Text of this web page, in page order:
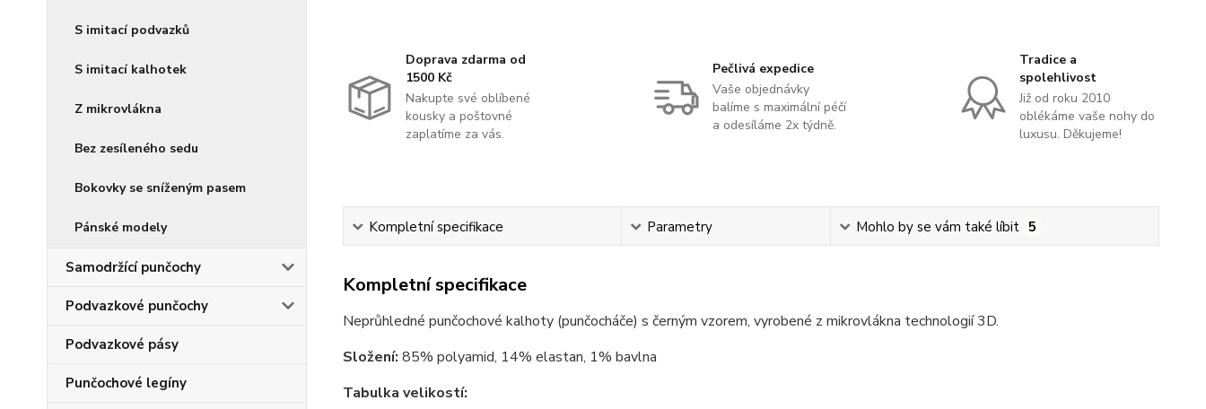
S imitací podvazků
S imitací kalhotek
Z mikrovlákna
Bez zesíleného sedu
Bokovky se sníženým pasem
Pánské modely
Samodržící punčochy
Podvazkové punčochy
Podvazkové pásy
Punčochové legíny
Doprava zdarma od
1500 Kč
Nakupte své oblíbené
kousky a poštovné
zaplatíme za vás.
Pečlivá expedice
Vaše objednávky
balíme s maximální péčí
a odesíláme 2x týdně.
Tradice a
spolehlivost
Již od roku 2010
oblékáme vaše nohy do
luxusu. Děkujeme!
Kompletní specifikace Parametry Mohlo by se vám také líbit 5
Kompletní specifikace
Neprůhledné punčochové kalhoty (punčocháče) s černým vzorem, vyrobené z mikrovlákna technologií 3D.
Složení: 85% polyamid, 14% elastan, 1% bavlna
Tabulka velikostí: